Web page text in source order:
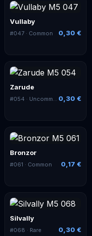
Vullaby
#047· Common 0,30 €
Zarude
#054 · Uncommon 0,30 €
Bronzor
#061 · Common 0,17 €
Silvally
#068 · Rare 0,30 €